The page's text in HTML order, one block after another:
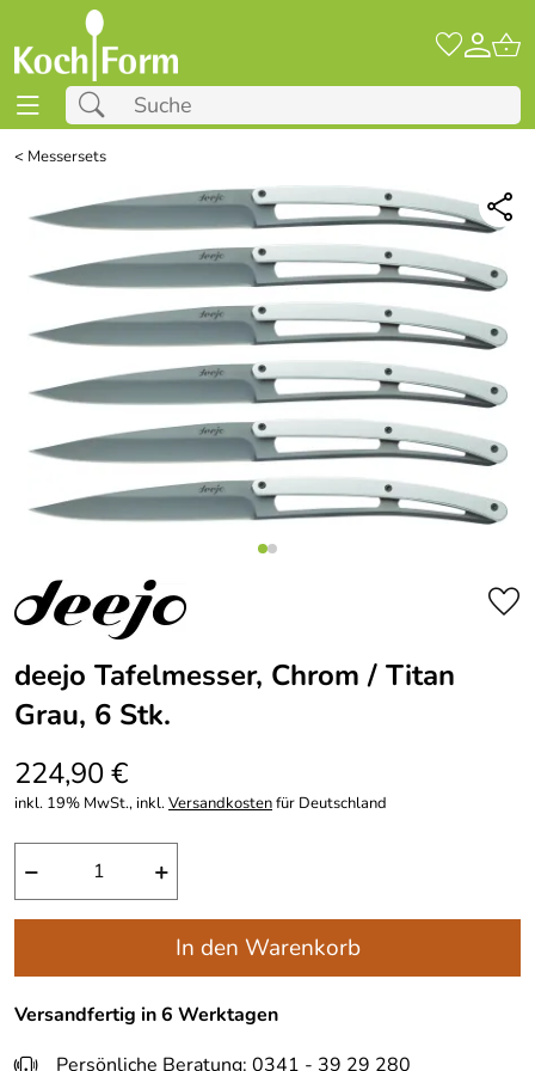
< Messersets
deejo Tafelmesser, Chrom / Titan
Grau, 6 Stk.
224,90 €
inkl. 19% MwSt., inkl.Versandkostenfür Deutschland
− +
In den Warenkorb
Versandfertig in 6 Werktagen
Persönliche Beratung: 0341 - 39 29 280